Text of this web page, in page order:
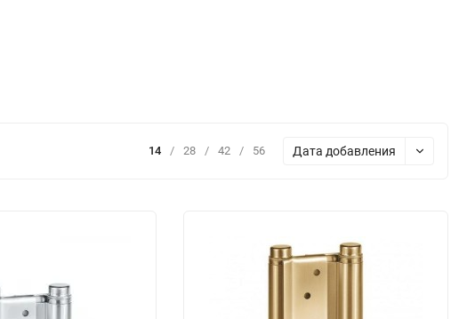
14 / 28 / 42 / 56 Дата добавления